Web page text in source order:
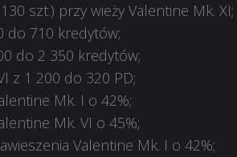
szt.) przy wieży Valentine Mk. XI;
do 710 kredytów;
do 2 350 kredytów;
z 1 200 do 320 PD;
Mk. I o 42%;
Mk. VI o 45%;
Valentine Mk. I o 42%;